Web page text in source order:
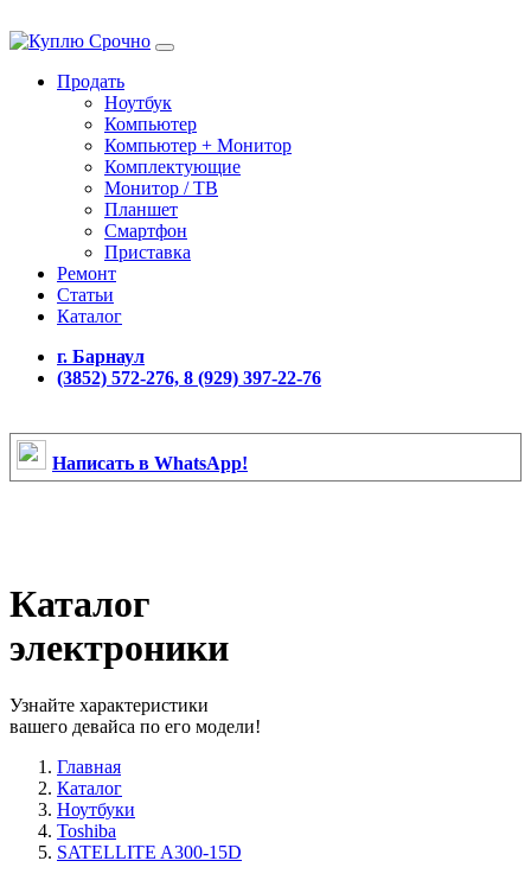
Продать
Ноутбук
Компьютер
Компьютер + Монитор
Комплектующие
Монитор / ТВ
Планшет
Смартфон
Приставка
Ремонт
Статьи
Каталог
г. Барнаул
(3852) 572-276, 8 (929) 397-22-76
Написать в WhatsApp!
Каталог
электроники
Узнайте характеристики
вашего девайса по его модели!
Главная
Каталог
Ноутбуки
Toshiba
SATELLITE A300-15D